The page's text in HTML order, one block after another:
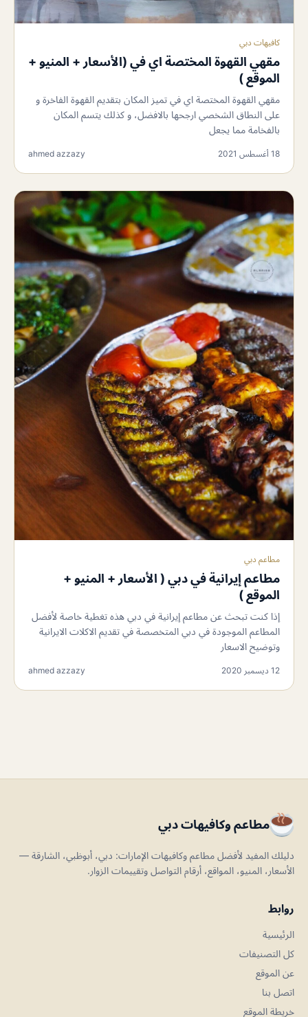
كافيهات دبي
مقهي القهوة المختصة اي في (الأسعار + المنيو +
الموقع )
مقهي القهوة المختصة اي في تميز المكان بتقديم القهوة الفاخرة و
على النطاق الشخصي ارجحها بالافضل، و كذلك يتسم المكان
بالفخامة مما يجعل
18 أغسطس 2021 ahmed azzazy
مطاعم دبي
مطاعم إيرانية في دبي ( الأسعار + المنيو +
الموقع )
إذا كنت تبحث عن مطاعم إيرانية في دبي هذه تغطية خاصة لأفضل
المطاعم الموجودة في دبي المتخصصة في تقديم الاكلات الايرانية
وتوضيح الاسعار
12 ديسمبر 2020 ahmed azzazy
مطاعم وكافيهات دبي
دليلك المفيد لأفضل مطاعم وكافيهات الإمارات: دبي، أبوظبي، الشارقة —
الأسعار، المنيو، المواقع، أرقام التواصل وتقييمات الزوار.
روابط
الرئيسية
كل التصنيفات
عن الموقع
اتصل بنا
خريطة الموقع